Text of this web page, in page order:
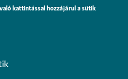
működési rendről
Konferenz für junge
in Győr – Bewerbungsfrist: 25.
kattintással hozzájárul a sütik